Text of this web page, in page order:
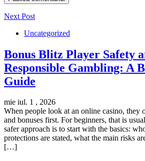
Next Post
Uncategorized
Bonus Blitz Player Safety
Responsible Gambling: A
Guide
mie iul. 1 , 2026
When people look at an online casino, they
and bonuses first. For beginners, that is
safer approach is to start with the basics:
protections are stated, what the main risks
[…]